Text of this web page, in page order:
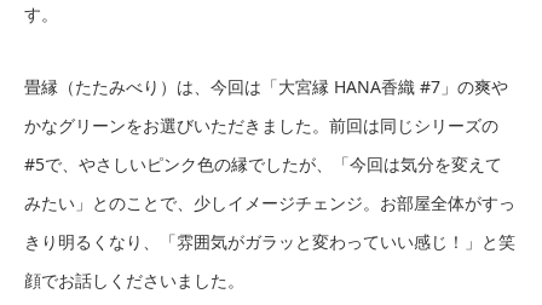
す。
畳縁（たたみべり）は、今回は「大宮縁 HANA香織 #7」の爽や
かなグリーンをお選びいただきました。前回は同じシリーズの
#5で、やさしいピンク色の縁でしたが、「今回は気分を変えて
みたい」とのことで、少しイメージチェンジ。お部屋全体がすっ
きり明るくなり、「雰囲気がガラッと変わっていい感じ！」と笑
顔でお話しくださいました。